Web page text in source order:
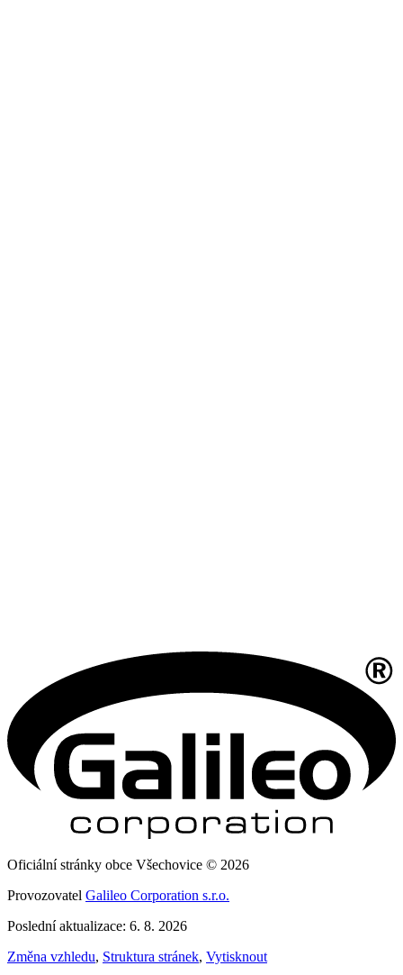
Oficiální stránky obce Všechovice © 2026
Provozovatel Galileo Corporation s.r.o.
Poslední aktualizace: 6. 8. 2026
Změna vzhledu, Struktura stránek, Vytisknout